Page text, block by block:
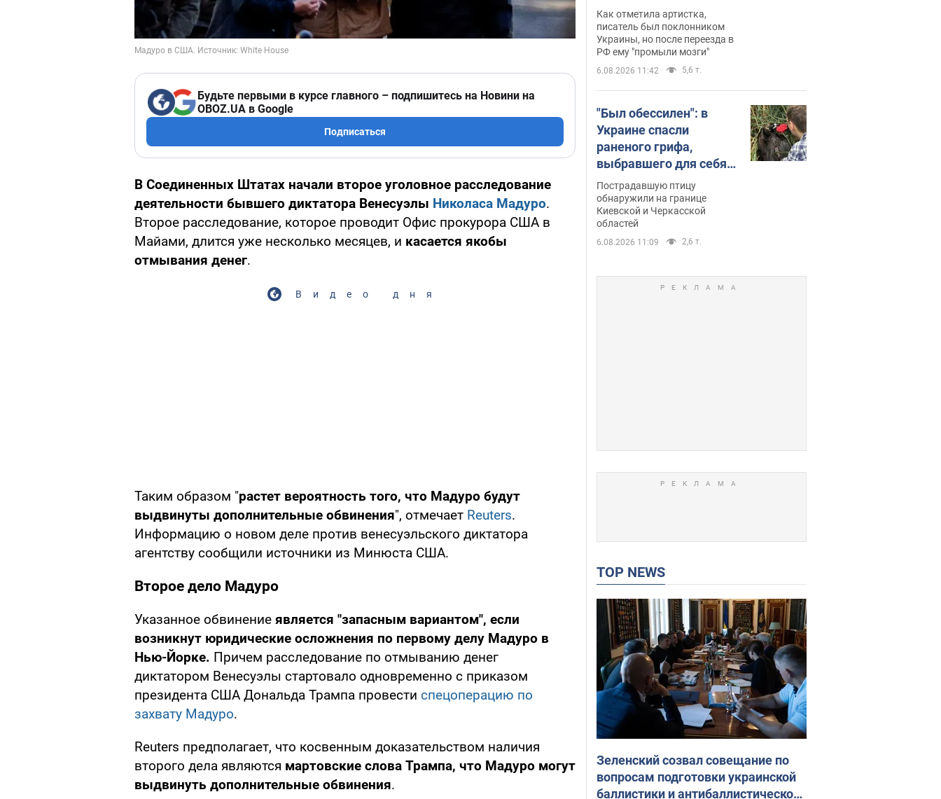
Будьте первыми в курсе главного – подпишитесь на Новини на
OBOZ.UA в Google
Подписаться
В Соединенных Штатах начали второе уголовное расследование
деятельности бывшего диктатора Венесуэлы Николаса Мадуро.
Второе расследование, которое проводит Офис прокурора США в
Майами, длится уже несколько месяцев, и касается якобы
отмывания денег.
Видео дня
Таким образом "растет вероятность того, что Мадуро будут
выдвинуты дополнительные обвинения", отмечает Reuters.
Информацию о новом деле против венесуэльского диктатора
агентству сообщили источники из Минюста США.
Второе дело Мадуро
Указанное обвинение является "запасным вариантом", если
возникнут юридические осложнения по первому делу Мадуро в
Нью-Йорке. Причем расследование по отмыванию денег
диктатором Венесуэлы стартовало одновременно с приказом
президента США Дональда Трампа провести спецоперацию по
захвату Мадуро.
Reuters предполагает, что косвенным доказательством наличия
второго дела являются мартовские слова Трампа, что Мадуро могут
выдвинуть дополнительные обвинения.
"зазомбировали": он
даже русского не знал,
а теперь хочет
геноцида украинцев
Как отметила артистка,
писатель был поклонником
Украины, но после переезда в
РФ ему "промыли мозги"
6.08.2026 11:42 5,6 т.
"Был обессилен": в
Украине спасли
раненого грифа,
выбравшего для себя
нетипичный маршрут.
Фото
Пострадавшую птицу
обнаружили на границе
Киевской и Черкасской
областей
6.08.2026 11:09 2,6 т.
TOP NEWS
Зеленский созвал совещание по
вопросам подготовки украинской
баллистики и антибаллистической